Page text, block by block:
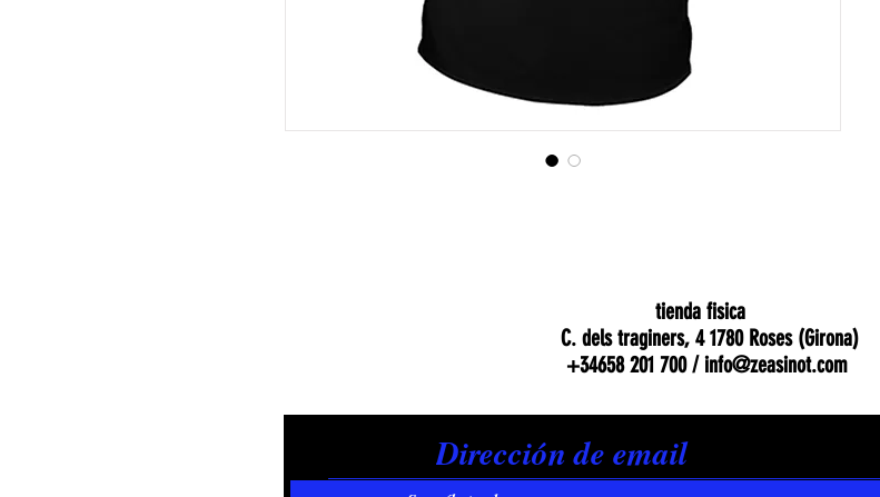
tienda fisica
C. dels traginers, 4 1780 Roses (Girona)
+34658 201 700 /info@zeasinot.com